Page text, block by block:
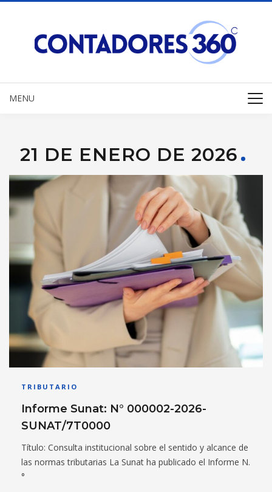
MENU
21 DE ENERO DE 2026
TRIBUTARIO
Informe Sunat: N° 000002-2026-
SUNAT/7T0000
Título: Consulta institucional sobre el sentido y alcance de
las normas tributarias La Sunat ha publicado el Informe N.
°